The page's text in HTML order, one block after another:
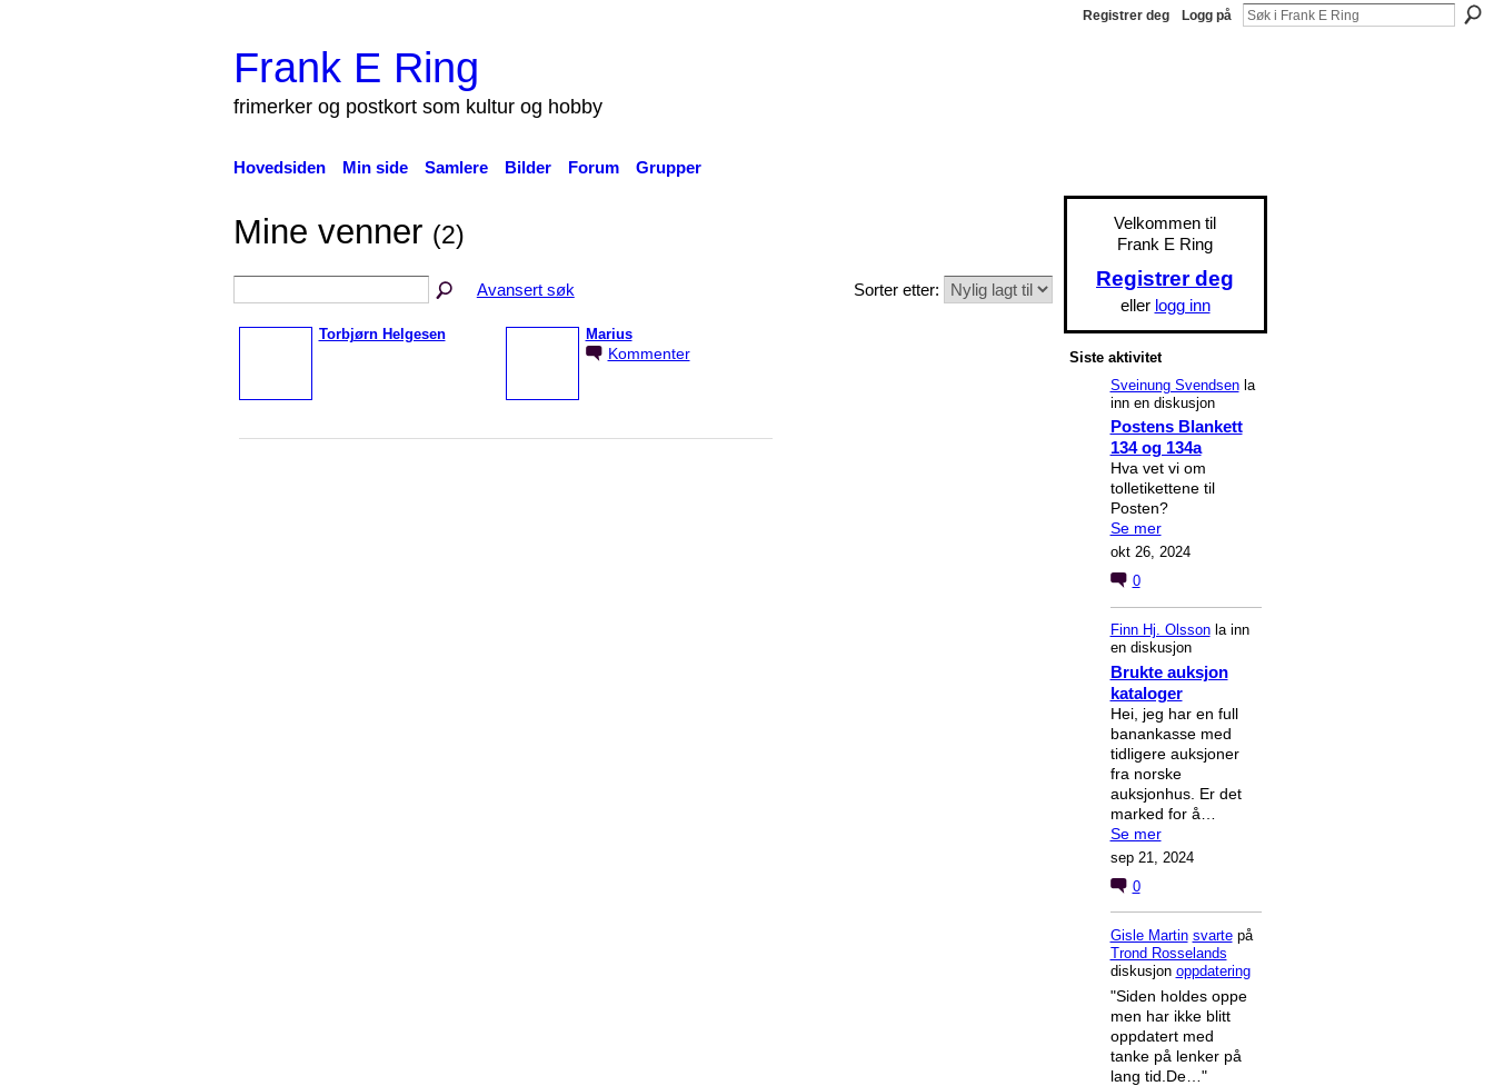
Registrer deg Logg på
Frank E Ring
frimerker og postkort som kultur og hobby
Hovedsiden Min side Samlere Bilder Forum Grupper
Mine venner (2)
Avansert søk Sorter etter:
Torbjørn Helgesen Marius
Kommenter
Velkommen til
Frank E Ring
Registrer deg
eller logg inn
Siste aktivitet
Sveinung Svendsenla
inn en diskusjon
Postens Blankett
134 og 134a
Hva vet vi om
tolletikettene til
Posten?
Se mer
okt 26, 2024
0
Finn Hj. Olssonla inn
en diskusjon
Brukte auksjon
kataloger
Hei, jeg har en full
banankasse med
tidligere auksjoner
fra norske
auksjonhus. Er det
marked for å…
Se mer
sep 21, 2024
0
Gisle Martin svartepå
Trond Rosselands
diskusjon oppdatering
"Siden holdes oppe
men har ikke blitt
oppdatert med
tanke på lenker på
lang tid.De…"